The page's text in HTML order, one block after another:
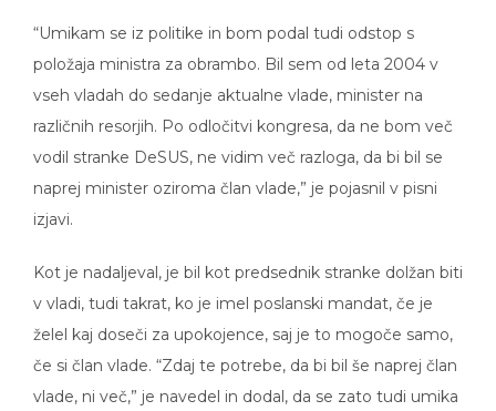
“Umikam se iz politike in bom podal tudi odstop s
položaja ministra za obrambo. Bil sem od leta 2004 v
vseh vladah do sedanje aktualne vlade, minister na
različnih resorjih. Po odločitvi kongresa, da ne bom več
vodil stranke DeSUS, ne vidim več razloga, da bi bil se
naprej minister oziroma član vlade,” je pojasnil v pisni
izjavi.
Kot je nadaljeval, je bil kot predsednik stranke dolžan biti
v vladi, tudi takrat, ko je imel poslanski mandat, če je
želel kaj doseči za upokojence, saj je to mogoče samo,
če si član vlade. “Zdaj te potrebe, da bi bil še naprej član
vlade, ni več,” je navedel in dodal, da se zato tudi umika